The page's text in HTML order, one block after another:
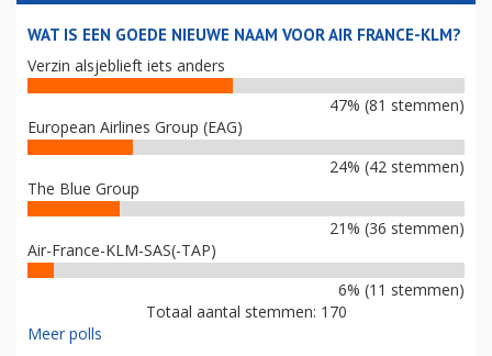
WAT IS EEN GOEDE NIEUWE NAAM VOOR AIR FRANCE-KLM?
Verzin alsjeblieft iets anders
47% (81 stemmen)
European Airlines Group (EAG)
24% (42 stemmen)
The Blue Group
21% (36 stemmen)
Air-France-KLM-SAS(-TAP)
6% (11 stemmen)
Totaal aantal stemmen: 170
Meer polls